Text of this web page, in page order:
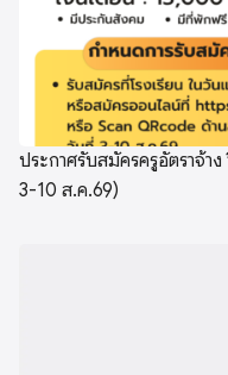
ประกาศรับสมัครครูอัตราจ้า
3-10 ส.ค.69)